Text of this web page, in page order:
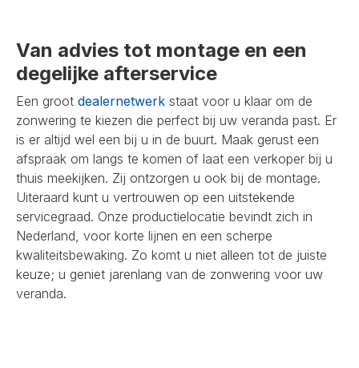
Van advies tot montage en een
degelijke afterservice
Een groot dealernetwerk staat voor u klaar om de
zonwering te kiezen die perfect bij uw veranda past. Er
is er altijd wel een bij u in de buurt. Maak gerust een
afspraak om langs te komen of laat een verkoper bij u
thuis meekijken. Zij ontzorgen u ook bij de montage.
Uiteraard kunt u vertrouwen op een uitstekende
servicegraad. Onze productielocatie bevindt zich in
Nederland, voor korte lijnen en een scherpe
kwaliteitsbewaking. Zo komt u niet alleen tot de juiste
keuze; u geniet jarenlang van de zonwering voor uw
veranda.